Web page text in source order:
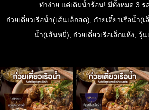
ทำง่าย แค่เติมน้ำร้อน! มีทั้งหมด 3
ก๋วยเตี๋ยวเรือน้ำ(เส้นเล็กสด), ก๋วยเตี๋ยวเรือน้ำ(
น้ำ(เส้นหมี่), ก๋วยเตี๋ยวเรือเล็กแห้ง, วุ้น